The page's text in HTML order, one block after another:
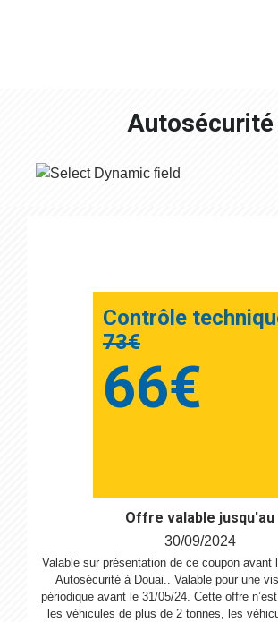
Autosécurité
Contrôle
73€
66€
Offre valable jusqu'au
30/09/2024
Valable sur présentation de ce coupon avant
Autosécurité à Douai.. Valable pour une
périodique avant le 31/05/24. Cette offre
les véhicules de plus de 2 tonnes, les